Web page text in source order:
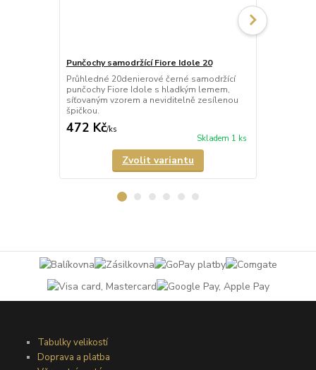
Punčochy samodržící Fiore Idole 20
Průhledné 20denierové černé samodržící
punčochy Fiore Idole s hladkým lemem,
síťovaným vzorem a neviditelně zesílenou
špičkou.
472 Kč/ks
Skladem 1 ks
Zvolit variantu
Tabulky velikostí
Doprava a platba